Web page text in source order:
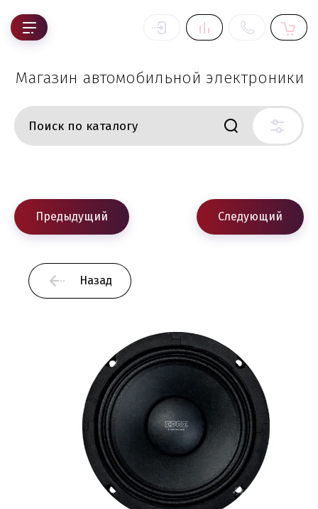
Магазин автомобильной электроники
Предыдущий Следующий
Назад